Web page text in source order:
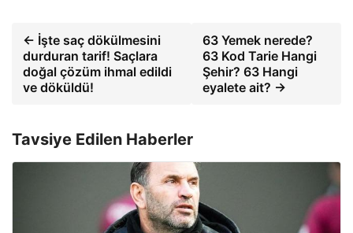
← İşte saç dökülmesini
durduran tarif! Saçlara
doğal çözüm ihmal edildi
ve döküldü!
63 Yemek nerede?
63 Kod Tarie Hangi
Şehir? 63 Hangi
eyalete ait? →
Tavsiye Edilen Haberler